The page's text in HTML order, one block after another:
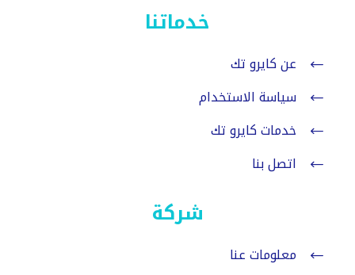
خدماتنا
عن كايرو تك
سياسة الاستخدام
خدمات كايرو تك
اتصل بنا
شركة
معلومات عنا